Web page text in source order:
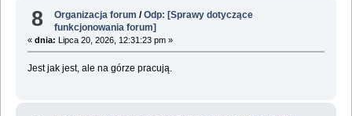
8 Organizacja forum /Odp: [Sprawy dotyczące
funkcjonowania forum]
« dnia: Lipca 20, 2026, 12:31:23 pm »
Jest jak jest, ale na górze pracują.